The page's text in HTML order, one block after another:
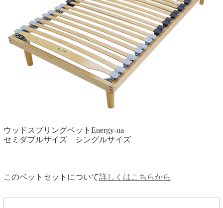
ウッドスプリングベットEnergy-na
セミダブルサイズ シングルサイズ
このベットセットについて詳しくはこちらから